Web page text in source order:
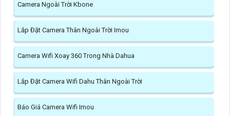
Camera Ngoài Trời Kbone
Lắp Đặt Camera Thân Ngoài Trời Imou
Camera Wifi Xoay 360 Trong Nhà Dahua
Lắp Đặt Camera Wifi Dahu Thân Ngoài Trời
Báo Giá Camera Wifi Imou